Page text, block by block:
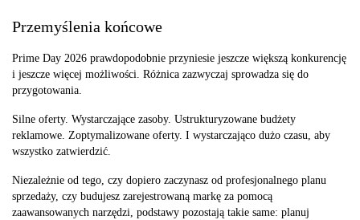
Przemyślenia końcowe
Prime Day 2026 prawdopodobnie przyniesie jeszcze większą konkurencję
i jeszcze więcej możliwości. Różnica zazwyczaj sprowadza się do
przygotowania.
Silne oferty. Wystarczające zasoby. Ustrukturyzowane budżety
reklamowe. Zoptymalizowane oferty. I wystarczająco dużo czasu, aby
wszystko zatwierdzić.
Niezależnie od tego, czy dopiero zaczynasz od profesjonalnego planu
sprzedaży, czy budujesz zarejestrowaną markę za pomocą
zaawansowanych narzędzi, podstawy pozostają takie same: planuj